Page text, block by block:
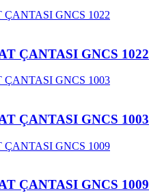
ÇANTASI GNCS 1022
ÇANTASI GNCS 1003
ÇANTASI GNCS 1009